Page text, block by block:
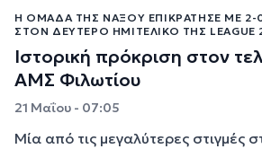
Η ΟΜΆΔΑ ΤΗΣ ΝΆΞΟΥ ΕΠΙΚΡΆΤΗΣΕ ΜΕ
ΣΤΟΝ ΔΕΎΤΕΡΟ ΗΜΙΤΕΛΙΚΌ ΤΗΣ LEAGUE
Ιστορική πρόκριση στον
ΑΜΣ Φιλωτίου
21 Μαΐου - 07:05
Μία από τις μεγαλύτερες στιγμές